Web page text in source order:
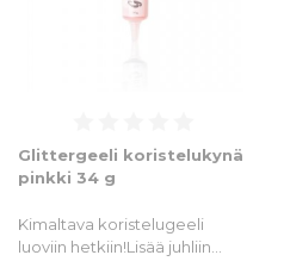
Glittergeeli koristelukynä
pinkki 34 g
Kimaltava koristelugeeli
luoviin hetkiin!Lisää juhliin…